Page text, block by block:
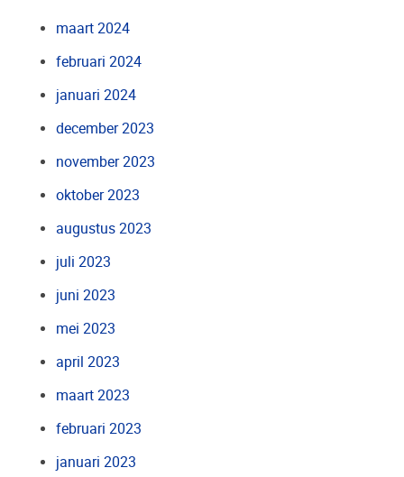
maart 2024
februari 2024
januari 2024
december 2023
november 2023
oktober 2023
augustus 2023
juli 2023
juni 2023
mei 2023
april 2023
maart 2023
februari 2023
januari 2023